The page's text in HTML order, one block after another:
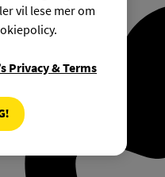
vil lese mer om
Privacy & Terms